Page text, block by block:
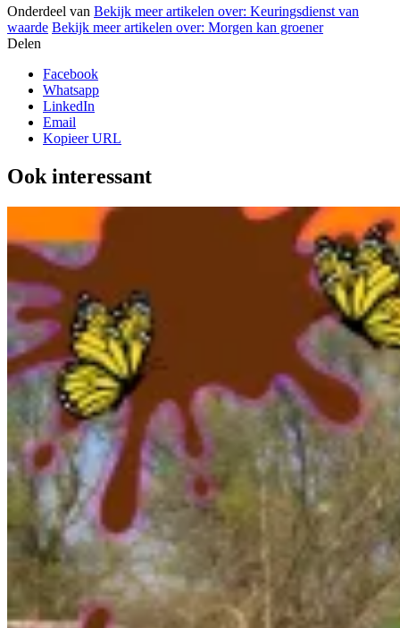
Onderdeel van Bekijk meer artikelen over: Keuringsdienst van
waarde Bekijk meer artikelen over: Morgen kan groener
Delen
Facebook
Whatsapp
LinkedIn
Email
Kopieer URL
Ook interessant